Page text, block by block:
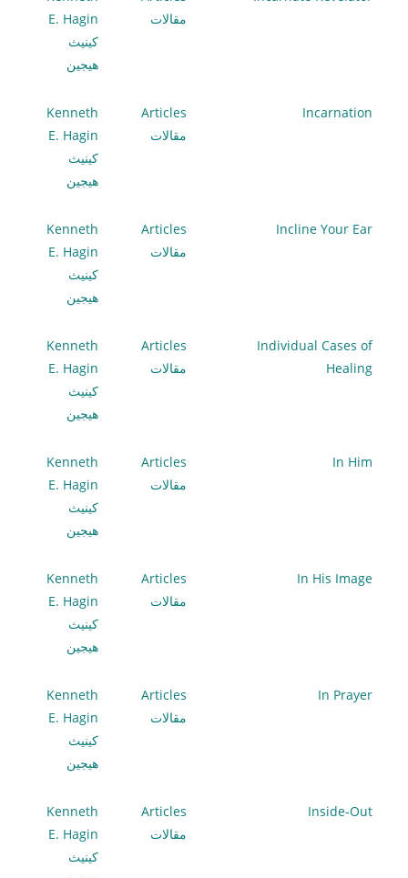
مقالات
E. Hagin
كينيث
هيجين
Incarnation
Articles
مقالات
Kenneth
E. Hagin
كينيث
هيجين
Incline Your Ear
Articles
مقالات
Kenneth
E. Hagin
كينيث
هيجين
Individual Cases of
Healing
Articles
مقالات
Kenneth
E. Hagin
كينيث
هيجين
In Him
Articles
مقالات
Kenneth
E. Hagin
كينيث
هيجين
In His Image
Articles
مقالات
Kenneth
E. Hagin
كينيث
هيجين
In Prayer
Articles
مقالات
Kenneth
E. Hagin
كينيث
هيجين
Inside-Out
Articles
مقالات
Kenneth
E. Hagin
كينيث